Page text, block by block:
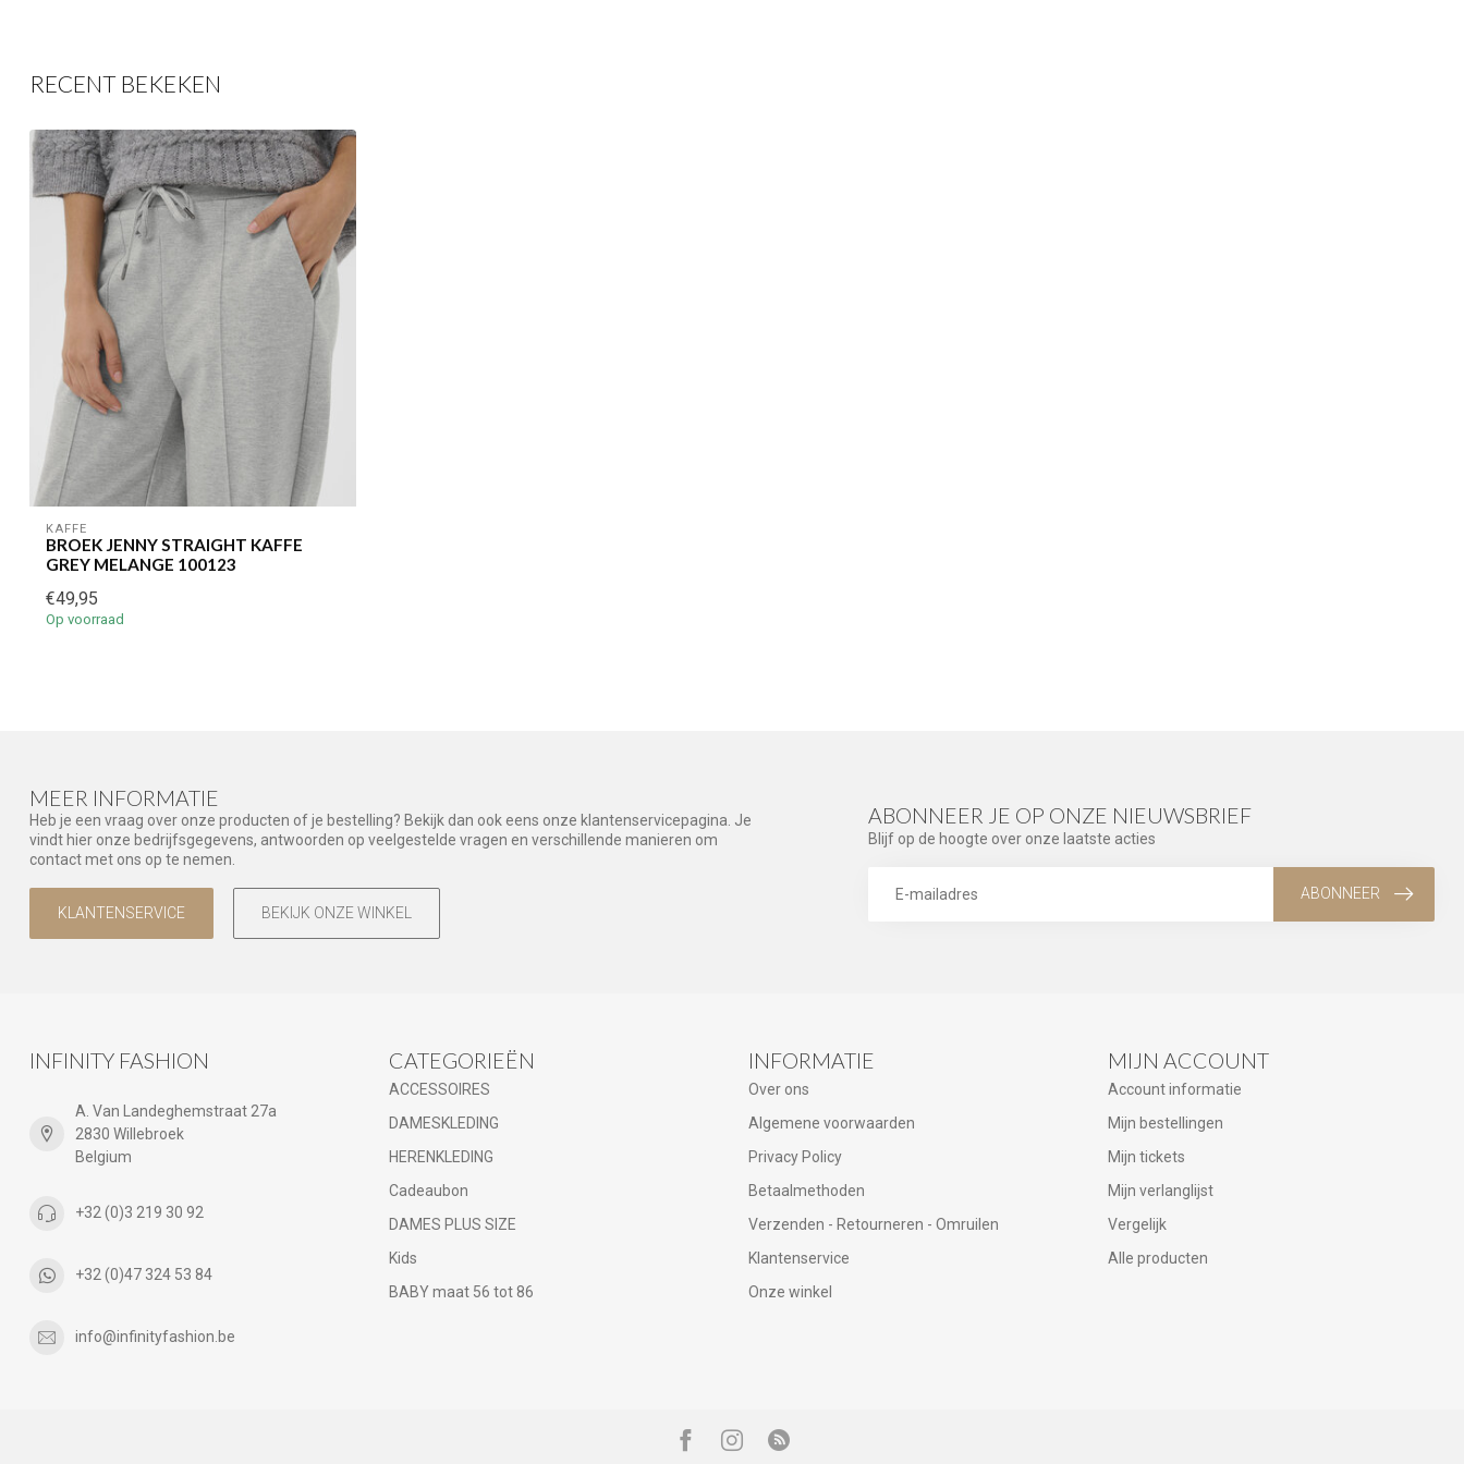
RECENT BEKEKEN
KAFFE
BROEK JENNY STRAIGHT KAFFE
GREY MELANGE 100123
€49,95
Op voorraad
MEER INFORMATIE
Heb je een vraag over onze producten of je bestelling? Bekijk dan ook eens onze klantenservicepagina. Je
vindt hier onze bedrijfsgegevens, antwoorden op veelgestelde vragen en verschillende manieren om
contact met ons op te nemen.
KLANTENSERVICE BEKIJK ONZE WINKEL
ABONNEER JE OP ONZE NIEUWSBRIEF
Blijf op de hoogte over onze laatste acties
ABONNEER
INFINITY FASHION
A. Van Landeghemstraat 27a
2830 Willebroek
Belgium
+32 (0)3 219 30 92
+32 (0)47 324 53 84
info@infinityfashion.be
CATEGORIEËN
ACCESSOIRES
DAMESKLEDING
HERENKLEDING
Cadeaubon
DAMES PLUS SIZE
Kids
BABY maat 56 tot 86
INFORMATIE
Over ons
Algemene voorwaarden
Privacy Policy
Betaalmethoden
Verzenden - Retourneren - Omruilen
Klantenservice
Onze winkel
MIJN ACCOUNT
Account informatie
Mijn bestellingen
Mijn tickets
Mijn verlanglijst
Vergelijk
Alle producten